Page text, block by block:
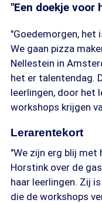
"Een doekje voor
"Goedemorgen, het
We gaan pizza
Nellestein in
het er talentendag.
leerlingen, door het
workshops krijgen
Lerarentekort
"We zijn erg blij
Horstink over de
haar leerlingen. Zij
die de workshops